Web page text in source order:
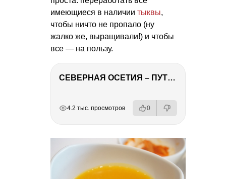
имеющиеся в наличии тыквы,
чтобы ничто не пропало (ну
жалко же, выращивали!) и чтобы
все — на пользу.
СЕВЕРНАЯ ОСЕТИЯ – ПУТЕШЕСТВИЕ НА КАВКАЗ часть 4
4.2 тыс. просмотров 0